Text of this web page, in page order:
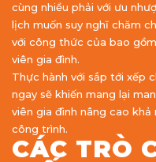
cùng nhiều phải với ưu
lịch muốn suy nghĩ chăm
với công thức của bao
viên gia đình.
Thực hành với sắp tới xếp
ngay sẽ khiến mang lại
viên gia đình nâng cao
công trình.
CÁC TRÒ